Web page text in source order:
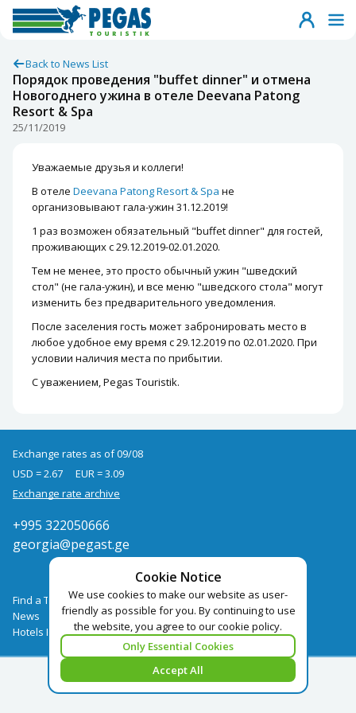
Back to News List
Порядок проведения "buffet dinner" и отмена
Новогоднего ужина в отеле Deevana Patong
Resort & Spa
25/11/2019
Уважаемые друзья и коллеги!
В отеле Deevana Patong Resort & Spa не
организовывают гала-ужин 31.12.2019!
1 раз возможен обязательный "buffet dinner" для гостей,
проживающих с 29.12.2019-02.01.2020.
Тем не менее, это просто обычный ужин "шведский
стол" (не гала-ужин), и все меню "шведского стола" могут
изменить без предварительного уведомления.
После заселения гость может забронировать место в
любое удобное ему время с 29.12.2019 по 02.01.2020. При
условии наличия места по прибытии.
С уважением, Pegas Touristik.
Cookie Notice
We use cookies to make our website as user-
friendly as possible for you. By continuing to use
the website, you agree to our cookie policy.
Only Essential Cookies
Accept All
Exchange rates as of 09/08
USD = 2.67
EUR = 3.09
Exchange rate archive
+995 322050666
georgia@pegast.ge
Find a Tour
News
Hotels Booking